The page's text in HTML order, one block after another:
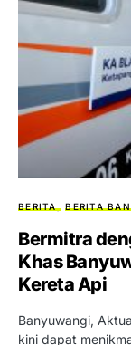
BERITA BERITA
Bermitra
Khas
Kereta Api
Banyuwangi,
kini dapat